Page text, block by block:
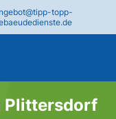
topp-
Plittersdorf